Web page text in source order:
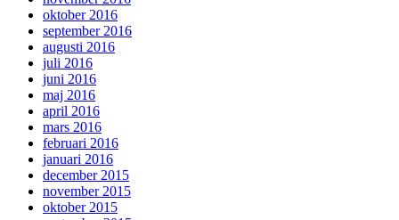
oktober 2016
september 2016
augusti 2016
juli 2016
juni 2016
maj 2016
april 2016
mars 2016
februari 2016
januari 2016
december 2015
november 2015
oktober 2015